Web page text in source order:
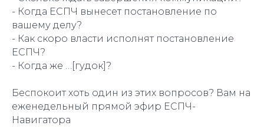
- Когда ЕСПЧ вынесет постановление по
вашему делу?
- Как скоро власти исполнят постановление
ЕСПЧ?
- Когда же …[гудок]?
Беспокоит хоть один из этих вопросов? Вам на
еженедельный прямой эфир ЕСПЧ-
Навигатора